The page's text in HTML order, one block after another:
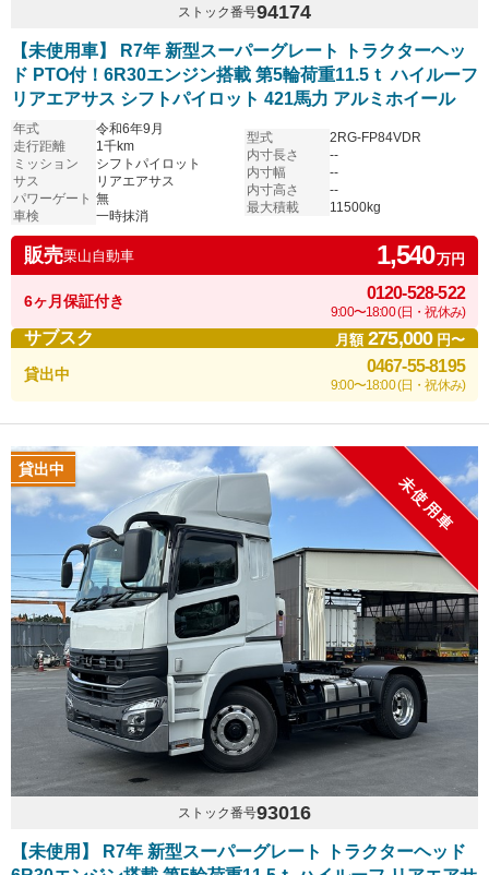
ストック番号94174
【未使用車】 R7年 新型スーパーグレート トラクターヘッ
ド PTO付！6R30エンジン搭載 第5輪荷重11.5ｔ ハイルーフ
リアエアサス シフトパイロット 421馬力 アルミホイール
年式
令和6年9月
走行距離
1千km
ミッション
シフトパイロット
サス
リアエアサス
パワーゲート 無
車検
一時抹消
型式
2RG-FP84VDR
内寸長さ
--
内寸幅
--
内寸高さ
--
最大積載
11500kg
販売栗山自動車 1,540万円
6ヶ月保証付き 0120-528-522
9:00〜18:00 (日・祝休み)
サブスク 月額275,000円〜
貸出中 0467-55-8195
9:00〜18:00 (日・祝休み)
貸出中
未使用車
ストック番号93016
【未使用】 R7年 新型スーパーグレート トラクターヘッド